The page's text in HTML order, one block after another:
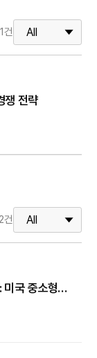
1건
쟁 전략
건
미국 중소형